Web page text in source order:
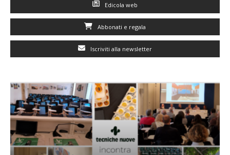
Edicola web
Abbonati e regala
Iscriviti alla newsletter